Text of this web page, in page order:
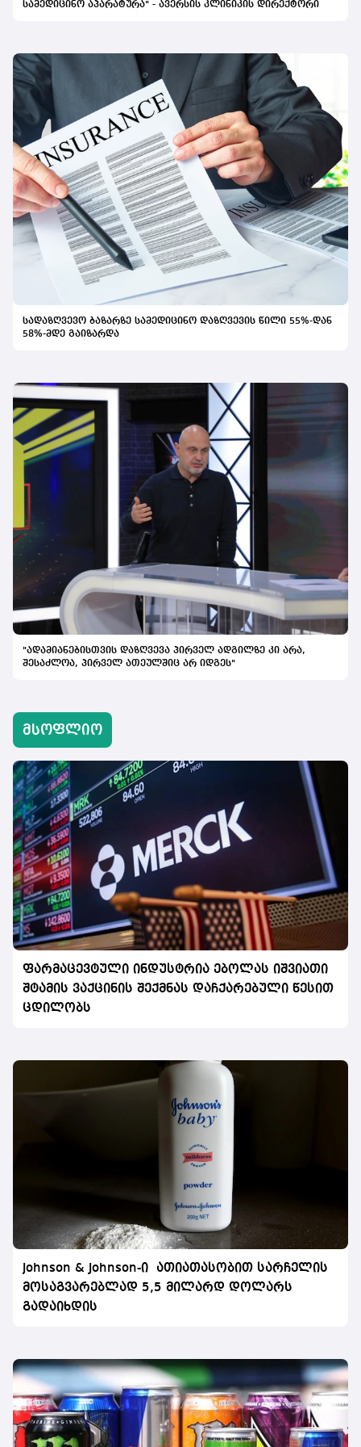
სამედიცინო აპარატურა" - ავერსის კლინიკის დირექტორი
სადაზღვევო ბაზარზე სამედიცინო დაზღვევის წილი 55%-დან
58%-მდე გაიზარდა
"ადამიანებისთვის დაზღვევა პირველ ადგილზე კი არა,
შესაძლოა, პირველ ათეულშიც არ იდგეს"
მსოფლიო
ფარმაცევტული ინდუსტრია ებოლას იშვიათი
შტამის ვაქცინის შექმნას დაჩქარებული წესით
ცდილობს
Johnson & Johnson-ი ათიათასობით სარჩელის
მოსაგვარებლად 5,5 მილარდ დოლარს
გადაიხდის